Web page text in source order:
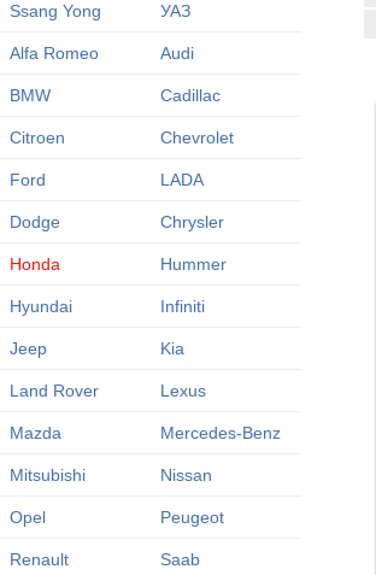
Ssang Yong УАЗ
Alfa Romeo Audi
BMW Cadillac
Citroen Chevrolet
Ford LADA
Dodge Chrysler
Honda Hummer
Hyundai Infiniti
Jeep Kia
Land Rover Lexus
Mazda Mercedes-Benz
Mitsubishi Nissan
Opel Peugeot
Renault Saab